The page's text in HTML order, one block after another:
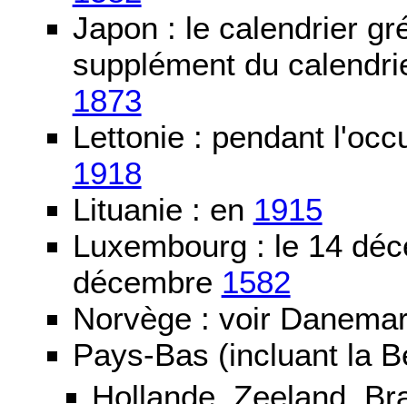
Japon : le calendrier
supplément du
1873
Lettonie : pendant
1918
Lituanie : en 1915
Luxembourg : le 14
décembre 1582
Norvège : voir
Pays-Bas (incluant la
Hollande, Zeeland,